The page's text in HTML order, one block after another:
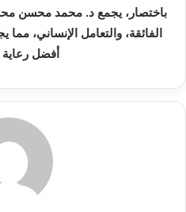
باختصار، يجمع د. محمد محسن
الفائقة، والتعامل الإنساني،
أفضل رعاية